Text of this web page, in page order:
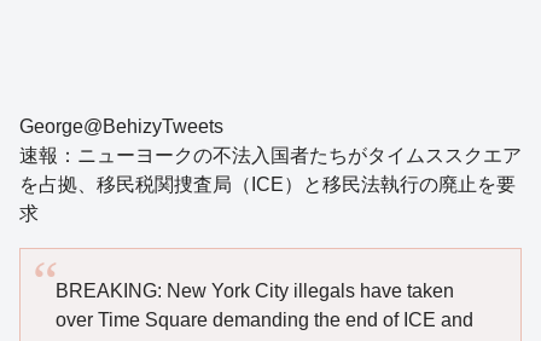
George@BehizyTweets
速報：ニューヨークの不法入国者たちがタイムススクエア
を占拠、移民税関捜査局（ICE）と移民法執行の廃止を要
求
BREAKING: New York City illegals have taken
over Time Square demanding the end of ICE and